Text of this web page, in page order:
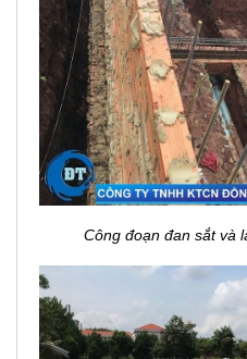
Công đoạn đan sắt và